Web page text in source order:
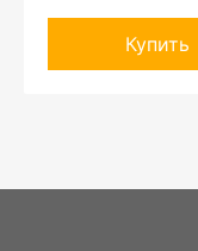
Купить